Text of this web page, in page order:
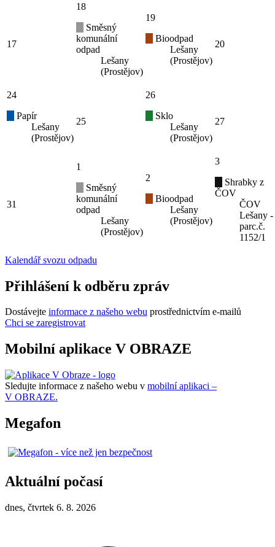
17
18
Směsný
komunální
odpad
Lešany
(Prostějov)
19
Bioodpad
Lešany
(Prostějov)
20
24
Papír
Lešany
(Prostějov)
25
26
Sklo
Lešany
(Prostějov)
27
31
1
Směsný
komunální
odpad
Lešany
(Prostějov)
2
Bioodpad
Lešany
(Prostějov)
3
Shrabky z
ČOV
ČOV
Lešany -
parc.č.
1152/1
Kalendář svozu odpadu
Přihlášení k odběru zpráv
Dostávejte informace z našeho webu prostřednictvím e-mailů
Chci se zaregistrovat
Mobilní aplikace V OBRAZE
Sledujte informace z našeho webu v mobilní aplikaci –
V OBRAZE.
Megafon
Aktuální počasí
dnes, čtvrtek 6. 8. 2026